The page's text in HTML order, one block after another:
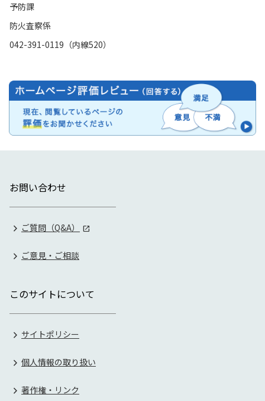
予防課
防火査察係
042-391-0119（内線520）
お問い合わせ
ご質問（Q&A）
ご意見・ご相談
このサイトについて
サイトポリシー
個人情報の取り扱い
著作権・リンク